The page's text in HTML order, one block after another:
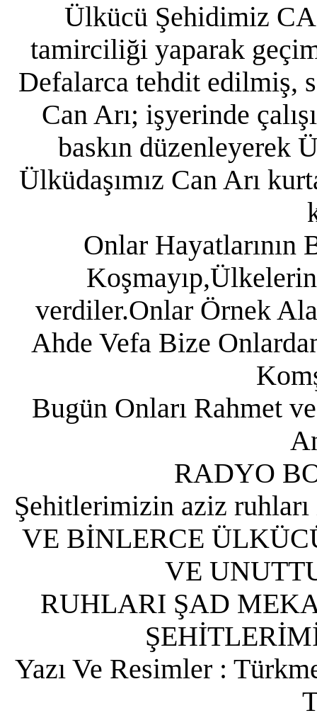
Ülkücü Şehidimiz
tamirciliği yaparak
Defalarca tehdit edilmiş,
Can Arı; işyerinde
baskın düzenleyerek
Ülküdaşımız Can Arı
Onlar Hayatlarının
verdiler.Onlar Örnek
Ahde Vefa Bize
Bugün Onları Rahmet
RADYO
Şehitlerimizin aziz
VE BİNLERCE
VE
RUHLARI ŞAD
Yazı Ve Resimler :